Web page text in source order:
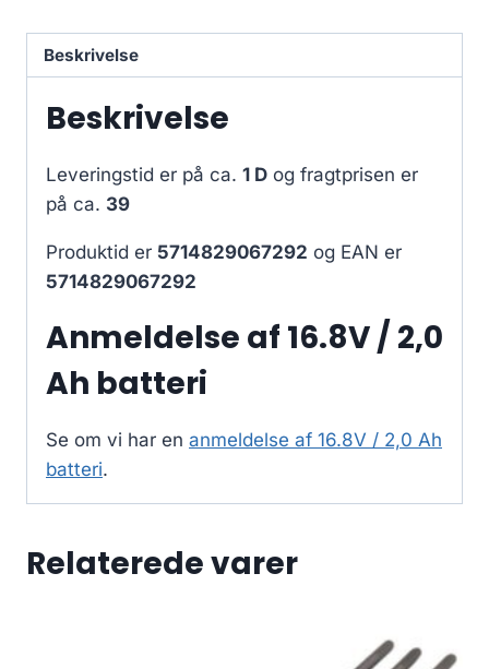
Beskrivelse
Beskrivelse
Leveringstid er på ca. 1 D og fragtprisen er
på ca. 39
Produktid er 5714829067292 og EAN er
5714829067292
Anmeldelse af 16.8V / 2,0
Ah batteri
Se om vi har en anmeldelse af 16.8V / 2,0 Ah
batteri.
Relaterede varer